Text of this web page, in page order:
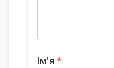
Ім'я *